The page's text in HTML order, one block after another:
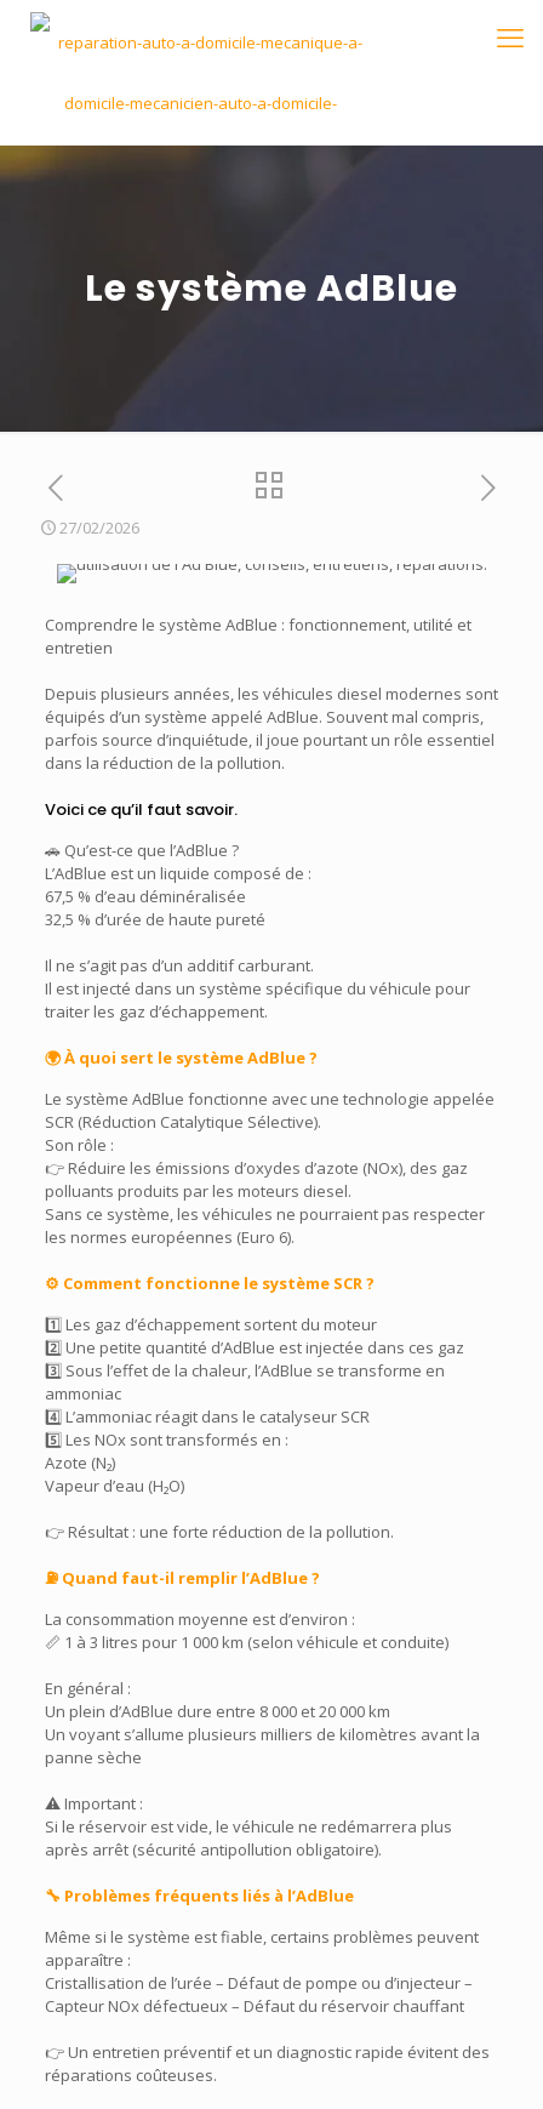
Le système AdBlue
27/02/2026
Comprendre le système AdBlue : fonctionnement, utilité et
entretien
Depuis plusieurs années, les véhicules diesel modernes sont
équipés d’un système appelé AdBlue. Souvent mal compris,
parfois source d’inquiétude, il joue pourtant un rôle essentiel
dans la réduction de la pollution.
Voici ce qu’il faut savoir.
🚗 Qu’est-ce que l’AdBlue ?
L’AdBlue est un liquide composé de :
67,5 % d’eau déminéralisée
32,5 % d’urée de haute pureté
Il ne s’agit pas d’un additif carburant.
Il est injecté dans un système spécifique du véhicule pour
traiter les gaz d’échappement.
🌍 À quoi sert le système AdBlue ?
Le système AdBlue fonctionne avec une technologie appelée
SCR (Réduction Catalytique Sélective).
Son rôle :
👉 Réduire les émissions d’oxydes d’azote (NOx), des gaz
polluants produits par les moteurs diesel.
Sans ce système, les véhicules ne pourraient pas respecter
les normes européennes (Euro 6).
⚙️ Comment fonctionne le système SCR ?
1️⃣ Les gaz d’échappement sortent du moteur
2️⃣ Une petite quantité d’AdBlue est injectée dans ces gaz
3️⃣ Sous l’effet de la chaleur, l’AdBlue se transforme en
ammoniac
4️⃣ L’ammoniac réagit dans le catalyseur SCR
5️⃣ Les NOx sont transformés en :
Azote (N₂)
Vapeur d’eau (H₂O)
👉 Résultat : une forte réduction de la pollution.
⛽ Quand faut-il remplir l’AdBlue ?
La consommation moyenne est d’environ :
📏 1 à 3 litres pour 1 000 km (selon véhicule et conduite)
En général :
Un plein d’AdBlue dure entre 8 000 et 20 000 km
Un voyant s’allume plusieurs milliers de kilomètres avant la
panne sèche
⚠️ Important :
Si le réservoir est vide, le véhicule ne redémarrera plus
après arrêt (sécurité antipollution obligatoire).
🔧 Problèmes fréquents liés à l’AdBlue
Même si le système est fiable, certains problèmes peuvent
apparaître :
Cristallisation de l’urée – Défaut de pompe ou d’injecteur –
Capteur NOx défectueux – Défaut du réservoir chauffant
👉 Un entretien préventif et un diagnostic rapide évitent des
réparations coûteuses.